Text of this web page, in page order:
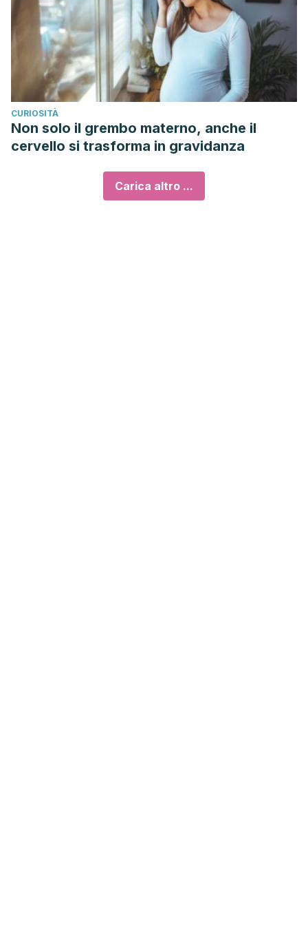
CURIOSITÀ
Non solo il grembo materno, anche il
cervello si trasforma in gravidanza
Carica altro ...